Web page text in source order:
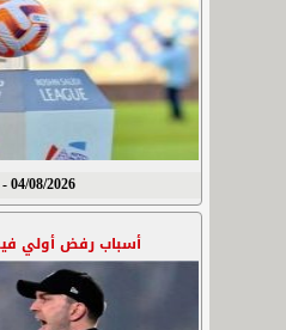
04/08/2026 - 2:11 م
أسباب رفض أولي